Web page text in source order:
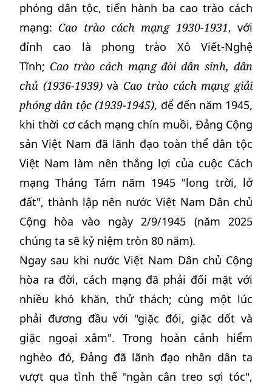
phóng dân tộc, tiến hành ba cao trào cách
mạng: Cao trào cách mạng 1930-1931, với
đỉnh cao là phong trào Xô Viết-Nghệ
Tĩnh; Cao trào cách mạng đòi dân sinh, dân
chủ (1936-1939)và Cao trào cách mạng giải
phóng dân tộc (1939-1945), để đến năm 1945,
khi thời cơ cách mạng chín muồi, Đảng Cộng
sản Việt Nam đã lãnh đạo toàn thể dân tộc
Việt Nam làm nên thắng lợi của cuộc Cách
mạng Tháng Tám năm 1945 "long trời, lở
đất", thành lập nên nước Việt Nam Dân chủ
Cộng hòa vào ngày 2/9/1945 (năm 2025
chúng ta sẽ kỷ niệm tròn 80 năm).
Ngay sau khi nước Việt Nam Dân chủ Cộng
hòa ra đời, cách mạng đã phải đối mặt với
nhiều khó khăn, thử thách; cùng một lúc
phải đương đầu với "giặc đói, giặc dốt và
giặc ngoại xâm". Trong hoàn cảnh hiểm
nghèo đó, Đảng đã lãnh đạo nhân dân ta
vượt qua tình thế "ngàn cân treo sợi tóc",